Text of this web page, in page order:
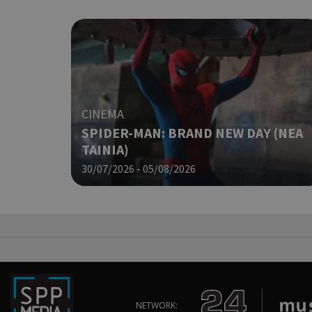
CINEMA
SPIDER-MAN: BRAND NEW DAY (ΝΕΑ
ΤΑΙΝΙΑ)
30/07/2026 - 05/08/2026
NETWORK:
LangCookie
PHPSESSID